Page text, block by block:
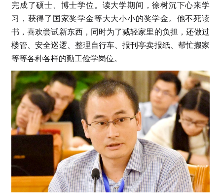
完成了硕士、博士学位。读大学期间，徐树沉下心来学
习，获得了国家奖学金等大大小小的奖学金。他不死读
书，喜欢尝试新东西，同时为了减轻家里的负担，还做过
楼管、安全巡逻、整理自行车、报刊亭卖报纸、帮忙搬家
等等各种各样的勤工俭学岗位。